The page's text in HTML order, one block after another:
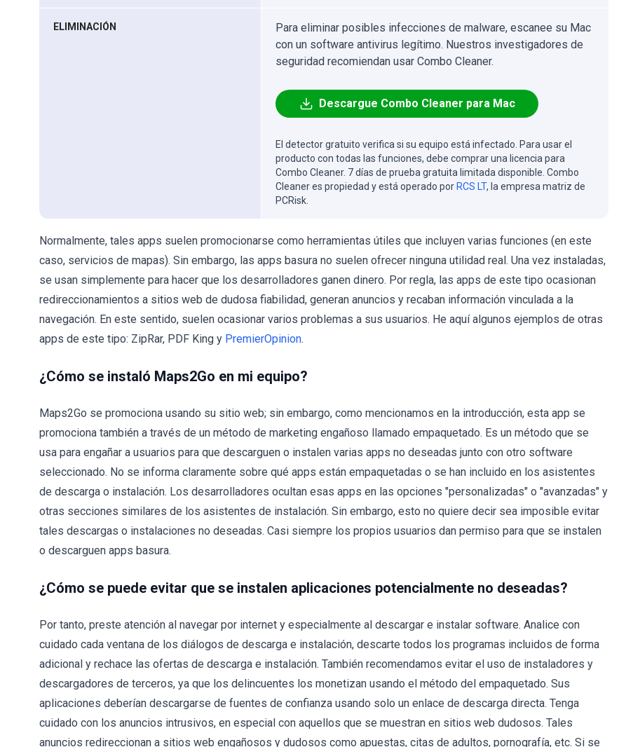
ELIMINACIÓN
Para eliminar posibles infecciones de malware, escanee su Mac
con un software antivirus legítimo. Nuestros investigadores de
seguridad recomiendan usar Combo Cleaner.
Descargue Combo Cleaner para Mac
El detector gratuito verifica si su equipo está infectado. Para usar el
producto con todas las funciones, debe comprar una licencia para
Combo Cleaner. 7 días de prueba gratuita limitada disponible. Combo
Cleaner es propiedad y está operado por RCS LT, la empresa matriz de
PCRisk.
Normalmente, tales apps suelen promocionarse como herramientas útiles que incluyen varias funciones (en este
caso, servicios de mapas). Sin embargo, las apps basura no suelen ofrecer ninguna utilidad real. Una vez instaladas,
se usan simplemente para hacer que los desarrolladores ganen dinero. Por regla, las apps de este tipo ocasionan
redireccionamientos a sitios web de dudosa fiabilidad, generan anuncios y recaban información vinculada a la
navegación. En este sentido, suelen ocasionar varios problemas a sus usuarios. He aquí algunos ejemplos de otras
apps de este tipo: ZipRar, PDF King y PremierOpinion.
¿Cómo se instaló Maps2Go en mi equipo?
Maps2Go se promociona usando su sitio web; sin embargo, como mencionamos en la introducción, esta app se
promociona también a través de un método de marketing engañoso llamado empaquetado. Es un método que se
usa para engañar a usuarios para que descarguen o instalen varias apps no deseadas junto con otro software
seleccionado. No se informa claramente sobre qué apps están empaquetadas o se han incluido en los asistentes
de descarga o instalación. Los desarrolladores ocultan esas apps en las opciones "personalizadas" o "avanzadas" y
otras secciones similares de los asistentes de instalación. Sin embargo, esto no quiere decir sea imposible evitar
tales descargas o instalaciones no deseadas. Casi siempre los propios usuarios dan permiso para que se instalen
o descarguen apps basura.
¿Cómo se puede evitar que se instalen aplicaciones potencialmente no deseadas?
Por tanto, preste atención al navegar por internet y especialmente al descargar e instalar software. Analice con
cuidado cada ventana de los diálogos de descarga e instalación, descarte todos los programas incluidos de forma
adicional y rechace las ofertas de descarga e instalación. También recomendamos evitar el uso de instaladores y
descargadores de terceros, ya que los delincuentes los monetizan usando el método del empaquetado. Sus
aplicaciones deberían descargarse de fuentes de confianza usando solo un enlace de descarga directa. Tenga
cuidado con los anuncios intrusivos, en especial con aquellos que se muestran en sitios web dudosos. Tales
anuncios redireccionan a sitios web engañosos y dudosos como apuestas, citas de adultos, pornografía, etc. Si se